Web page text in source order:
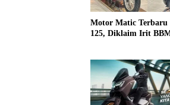
Motor Matic Terbaru
125, Diklaim Irit